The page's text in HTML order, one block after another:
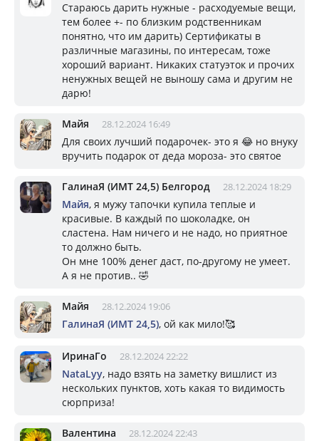
Стараюсь дарить нужные - расходуемые вещи,
тем более +- по близким родственникам
понятно, что им дарить) Сертификаты в
различные магазины, по интересам, тоже
хороший вариант. Никаких статуэток и прочих
ненужных вещей не выношу сама и другим не
дарю!
Майя 28.12.2024 16:49
Для своих лучший подарочек- это я 😂 но внуку
вручить подарок от деда мороза- это святое
ГалинаЯ (ИМТ 24,5) Белгород 28.12.2024 18:29
Майя, я мужу тапочки купила теплые и
красивые. В каждый по шоколадке, он
сластена. Нам ничего и не надо, но приятное
то должно быть.
Он мне 100% денег даст, по-другому не умеет.
А я не против.. 🤣
Майя 28.12.2024 19:06
ГалинаЯ (ИМТ 24,5), ой как мило!🥰
ИринаГо 28.12.2024 22:22
NataLyy, надо взять на заметку вишлист из
нескольких пунктов, хоть какая то видимость
сюрприза!
Валентина 28.12.2024 22:43